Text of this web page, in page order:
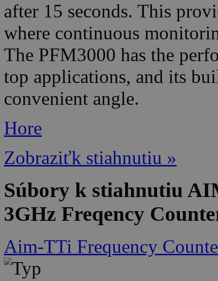
after 15 seconds. This
where continuous
The PFM3000 has the
top applications, and its
convenient angle.
Hore
Zobraziťk stiahnutiu »
Súbory k stiahnutiu
3GHz Freqency
Aim-TTi Frequency